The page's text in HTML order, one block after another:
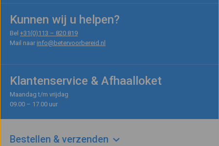
Kunnen wij u helpen?
Bel +31(0)113 – 820 819
Mail naar info@betervoorbereid.nl
Klantenservice & Afhaalloket
Maandag t/m vrijdag
09.00 – 17.00 uur
Bestellen & verzenden